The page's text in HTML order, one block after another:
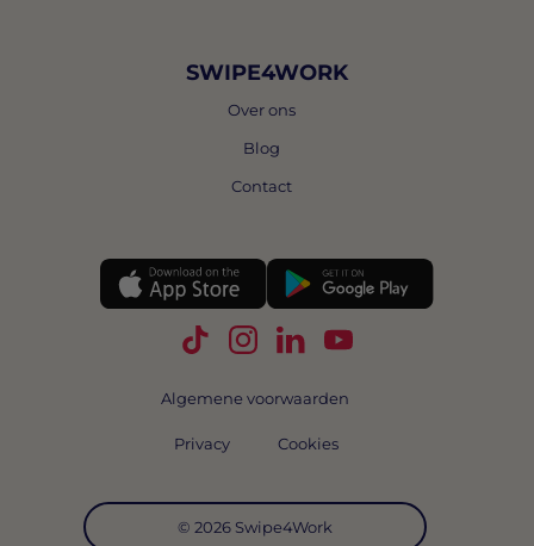
SWIPE4WORK
Over ons
Blog
Contact
Volg Swipe4Work op TikTok
Volg Swipe4Work op
Volg Swipe4Work op
Volg Swipe4Work
© 2026 Swipe4Work
Algemene voorwaarden
Privacy Cookies